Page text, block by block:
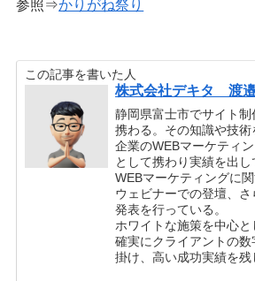
参照⇒かりがね祭り
この記事を書いた人
株式会社デキタ 渡
静岡県富士市でサイト
携わる。その知識や技
企業のWEBマーケティ
として携わり実績を出し
WEBマーケティングに
ウェビナーでの登壇、
発表を行っている。
ホワイトな施策を中心
確実にクライアントの
掛け、高い成功実績を残